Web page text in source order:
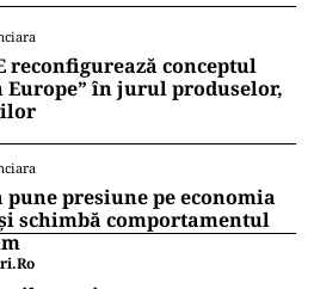
reconfigurează conceptul
Europe” în jurul produselor,
pune presiune pe economia
schimbă comportamentul